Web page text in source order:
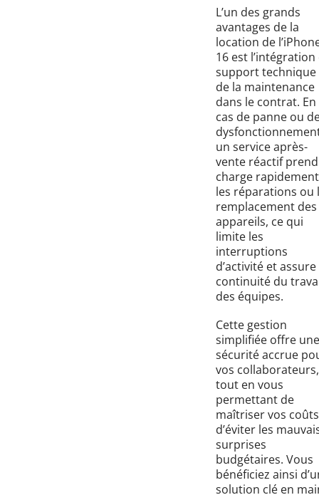
L’un des grands
avantages de la
location de
16 est l’intégration
support technique
de la maintenance
dans le contrat. En
cas de panne ou
un service après-
vente réactif
charge rapidement
les réparations ou
remplacement des
appareils, ce qui
limite les
interruptions
d’activité et assure
continuité du
des équipes.
Cette gestion
simplifiée offre une
sécurité accrue
vos collaborateurs,
tout en vous
permettant de
maîtriser vos
d’éviter les
surprises
budgétaires. Vous
bénéficiez ainsi
solution clé en